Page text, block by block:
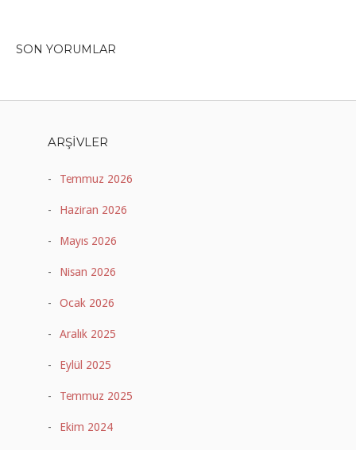
SON YORUMLAR
ARŞIVLER
Temmuz 2026
Haziran 2026
Mayıs 2026
Nisan 2026
Ocak 2026
Aralık 2025
Eylül 2025
Temmuz 2025
Ekim 2024